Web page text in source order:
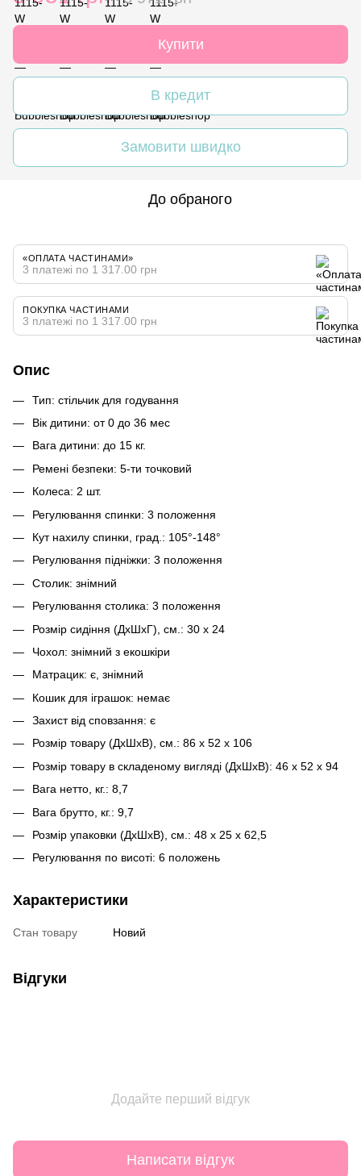
Купити
В кредит
Замовити швидко
До обраного
«ОПЛАТА ЧАСТИНАМИ»
3 платежі по 1 317.00 грн
ПОКУПКА ЧАСТИНАМИ
3 платежі по 1 317.00 грн
Опис
Тип: стільчик для годування
Вік дитини: от 0 до 36 мес
Вага дитини: до 15 кг.
Ремені безпеки: 5-ти точковий
Колеса: 2 шт.
Регулювання спинки: 3 положення
Кут нахилу спинки, град.: 105°-148°
Регулювання підніжки: 3 положення
Столик: знімний
Регулювання столика: 3 положення
Розмір сидіння (ДхШхГ), см.: 30 x 24
Чохол: знімний з екошкіри
Матрацик: є, знімний
Кошик для іграшок: немає
Захист від сповзання: є
Розмір товару (ДхШхВ), см.: 86 х 52 х 106
Розмір товару в складеному вигляді (ДхШхВ): 46 х 52 х 94
Вага нетто, кг.: 8,7
Вага брутто, кг.: 9,7
Розмір упаковки (ДхШхВ), см.: 48 х 25 х 62,5
Регулювання по висоті: 6 положень
Характеристики
Стан товару Новий
Відгуки
Додайте перший відгук
Написати відгук